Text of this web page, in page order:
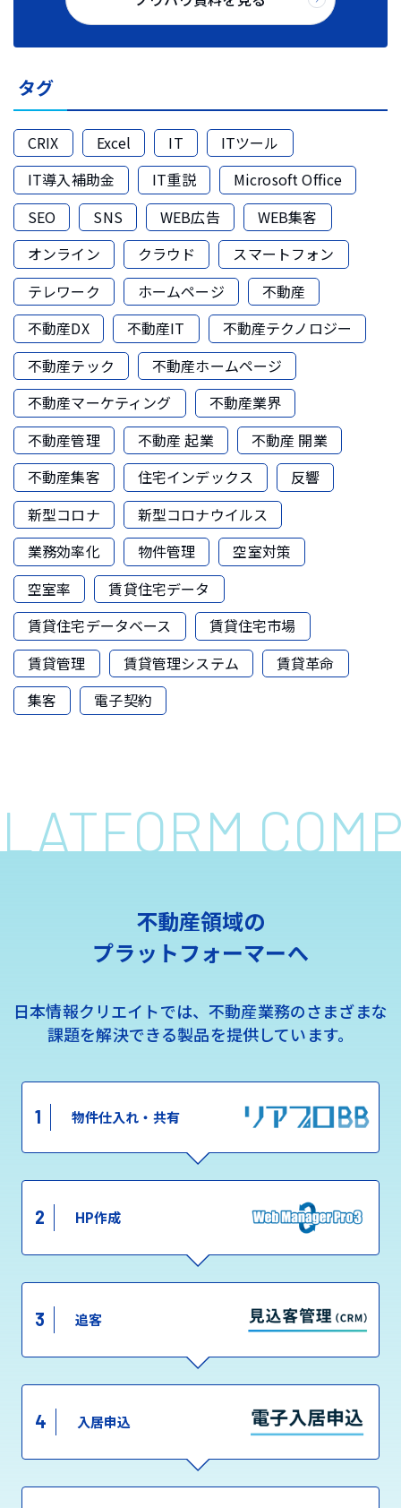
タグ
CRIX Excel IT
ITツール
IT導入補助金
IT重説
Microsoft Office
SEO
SNS WEB広告
WEB集客
オンライン
クラウド
スマートフォン
テレワーク
ホームページ
不動産
不動産DX
不動産IT
不動産テクノロジー
不動産テック
不動産ホームページ
不動産マーケティング
不動産業界
不動産管理
不動産 起業
不動産 開業
不動産集客
住宅インデックス
反響
新型コロナ
新型コロナウイルス
業務効率化
物件管理
空室対策
空室率
賃貸住宅データ
賃貸住宅データベース
賃貸住宅市場
賃貸管理
賃貸管理システム
賃貸革命
集客
電子契約
不動産領域の
プラットフォーマーへ
日本情報クリエイトでは、不動産業務のさまざまな
課題を解決できる製品を提供しています。
1 物件仕入れ・共有
2 HP作成
3 追客
4 入居申込